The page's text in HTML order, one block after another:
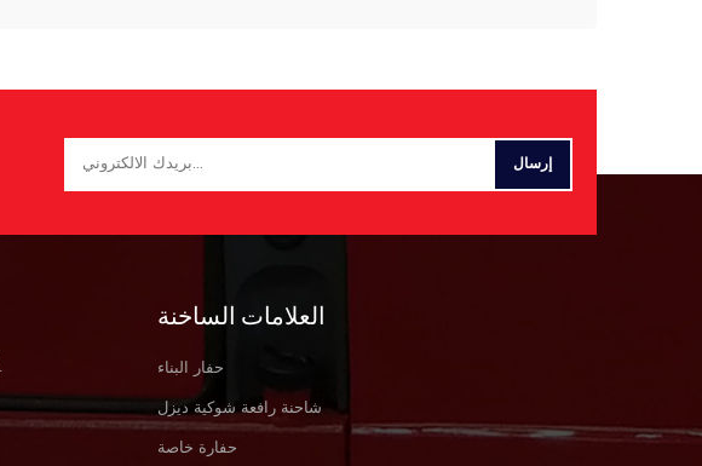
العلامات الساخنة
حفار البناء
شاحنة رافعة شوكية ديزل
حفارة خاصة